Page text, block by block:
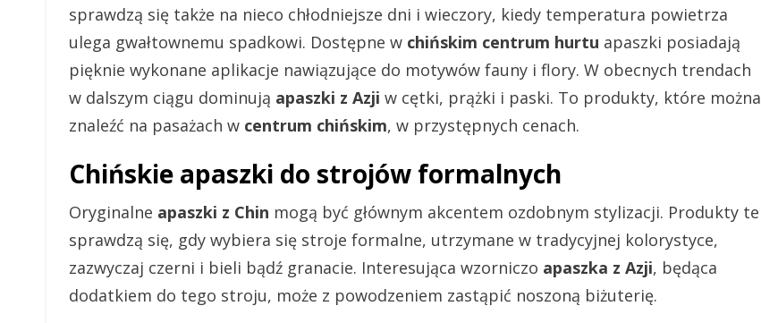
sprawdzą się także na nieco chłodniejsze dni i wieczory, kiedy temperatura powietrza
ulega gwałtownemu spadkowi. Dostępne w chińskim centrum hurtu apaszki posiadają
pięknie wykonane aplikacje nawiązujące do motywów fauny i flory. W obecnych trendach
w dalszym ciągu dominują apaszki z Azji w cętki, prążki i paski. To produkty, które można
znaleźć na pasażach w centrum chińskim, w przystępnych cenach.
Chińskie apaszki do strojów formalnych
Oryginalne apaszki z Chin mogą być głównym akcentem ozdobnym stylizacji. Produkty te
sprawdzą się, gdy wybiera się stroje formalne, utrzymane w tradycyjnej kolorystyce,
zazwyczaj czerni i bieli bądź granacie. Interesująca wzorniczo apaszka z Azji, będąca
dodatkiem do tego stroju, może z powodzeniem zastąpić noszoną biżuterię.